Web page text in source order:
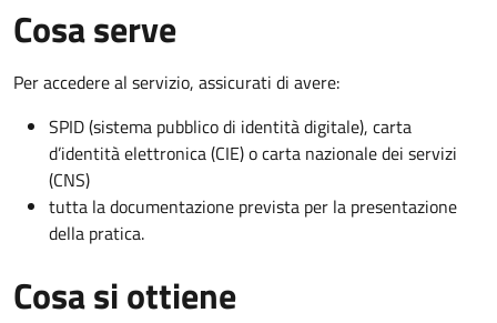
Cosa serve
Per accedere al servizio, assicurati di avere:
SPID (sistema pubblico di identità digitale), carta
d’identità elettronica (CIE) o carta nazionale dei servizi
(CNS)
tutta la documentazione prevista per la presentazione
della pratica.
Cosa si ottiene